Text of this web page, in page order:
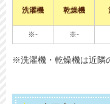
洗濯機 乾燥機
※- ※-
※洗濯機・乾燥機は近隣